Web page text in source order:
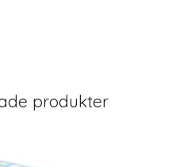
produkter